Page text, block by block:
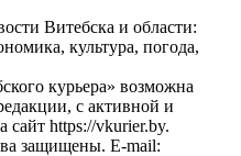
Витебска и области:
культура, погода,
курьера» возможна
с активной и
сайт https://vkurier.by.
защищены. E-mail: